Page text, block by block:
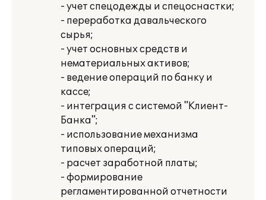
- учет спецодежды и спецоснастки;
- переработка давальческого
сырья;
- учет основных средств и
нематериальных активов;
- ведение операций по банку и
кассе;
- интеграция с системой "Клиент-
Банка";
- использование механизма
типовых операций;
- расчет заработной платы;
- формирование
регламентированной отчетности